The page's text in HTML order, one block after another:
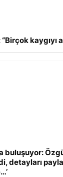
kaygıyı
buluşuyor:
detayları